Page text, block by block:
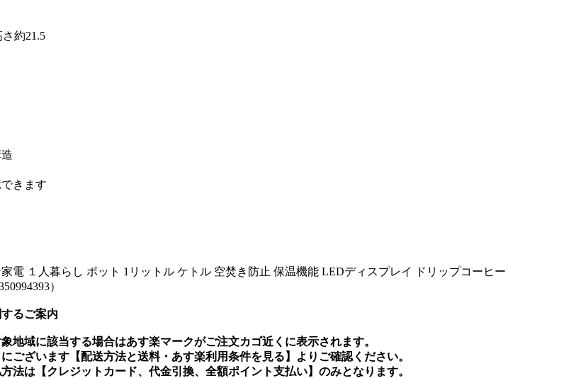
約21.5
きます
家電 １人暮らし ポット 1リットル ケトル 空焚き防止 保温機能 LEDディスプレイ ドリップコーヒー
）
るご案内
地域に該当する場合はあす楽マークがご注文カゴ近くに表示されます。
ございます【配送方法と送料・あす楽利用条件を見る】よりご確認ください。
法は【クレジットカード、代金引換、全額ポイント支払い】のみとなります。